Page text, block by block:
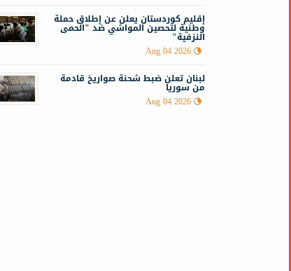
إقليم كوردستان يعلن عن إطلاق حملة
وطنية لتحصين المواشي ضد "الحمى
النزفية"
Aug 04 2026
لبنان تعلن ضبط شحنة صواريخ قادمة
من سوريا
Aug 04 2026